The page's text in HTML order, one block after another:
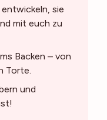
sie
mit euch zu
Backen – von
Torte.
und